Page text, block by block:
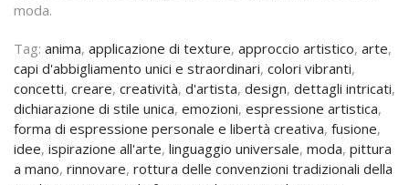
moda.
Tag: anima, applicazione di texture, approccio artistico, arte,
capi d'abbigliamento unici e straordinari, colori vibranti,
concetti, creare, creatività, d'artista, design, dettagli intricati,
dichiarazione di stile unica, emozioni, espressione artistica,
forma di espressione personale e libertà creativa, fusione,
idee, ispirazione all'arte, linguaggio universale, moda, pittura
a mano, rinnovare, rottura delle convenzioni tradizionali della